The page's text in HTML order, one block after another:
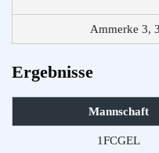
Ammerke 3,
Ergebnisse
Mannschaft
1FCGEL